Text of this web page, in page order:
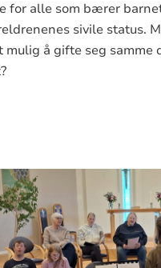
for alle som bærer
sivile status.
å gifte seg samme